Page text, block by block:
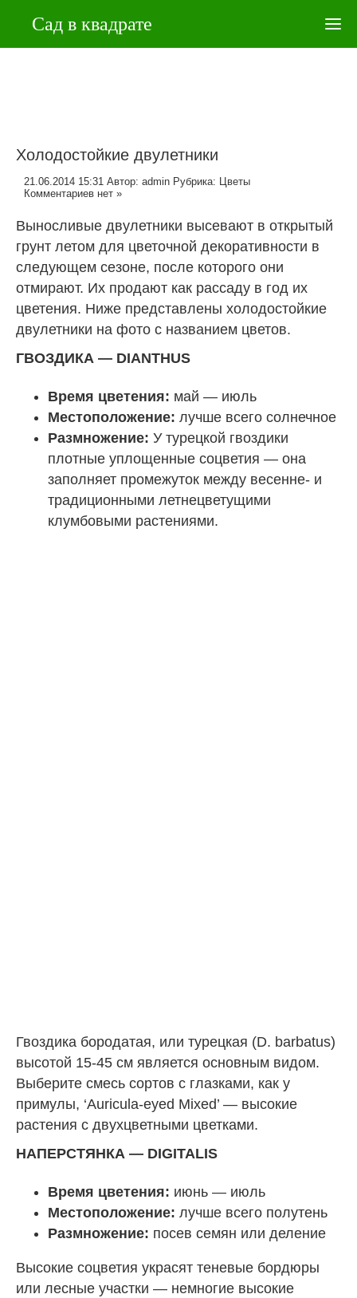
Холодостойкие двулетники
21.06.2014 15:31 Автор: admin Рубрика:
Цветы
Комментариев нет »
Выносливые двулетники высевают в открытый
грунт летом для цветочной декоративности в
следующем сезоне, после которого они
отмирают. Их продают как рассаду в год их
цветения. Ниже представлены холодостойкие
двулетники на фото с названием цветов.
ГВОЗДИКА — DIANTHUS
Время цветения: май — июль
Местоположение: лучше всего солнечное
Размножение: У турецкой гвоздики
плотные уплощенные соцветия — она
заполняет промежуток между весенне- и
традиционными летнецветущими
клумбовыми растениями.
Гвоздика бородатая, или турецкая (D. barbatus)
высотой 15-45 см является основным видом.
Выберите смесь сортов с глазками, как у
примулы, ‘Auricula-eyed Mixed’ — высокие
растения с двухцветными цветками.
НАПЕРСТЯНКА — DIGITALIS
Время цветения: июнь — июль
Местоположение: лучше всего полутень
Размножение: посев семян или деление
Высокие соцветия украсят теневые бордюры
или лесные участки — немногие высокие
Сад в квадрате